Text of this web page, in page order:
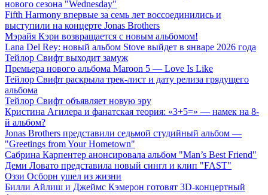
нового сезона "Wednesday"
Fifth Harmony впервые за семь лет воссоединились и
выступили на концерте Jonas Brothers
Мэрайя Кэри возвращается с новым альбомом!
Lana Del Rey: новый альбом Stove выйдет в январе 2026 года
Тейлор Свифт выходит замуж
Премьера нового альбома Maroon 5 — Love Is Like
Тейлор Свифт раскрыла трек-лист и дату релиза грядущего
альбома
Тейлор Свифт объявляет новую эру
Кристина Агилера и фанатская теория: «3+5=» — намек на 8-
й альбом?
Jonas Brothers представили седьмой студийный альбом —
"Greetings from Your Hometown"
Сабрина Карпентер анонсировала альбом "Man’s Best Friend"
Деми Ловато представила новый сингл и клип "FAST"
Оззи Осборн ушел из жизни
Билли Айлиш и Джеймс Кэмерон готовят 3D-концертный